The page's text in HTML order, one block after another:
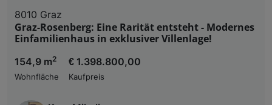
8010 Graz
Graz-Rosenberg: Eine Rarität entsteht - Modernes
Einfamilienhaus in exklusiver Villenlage!
154,9 m2
Wohnfläche
€ 1.398.800,00
Kaufpreis